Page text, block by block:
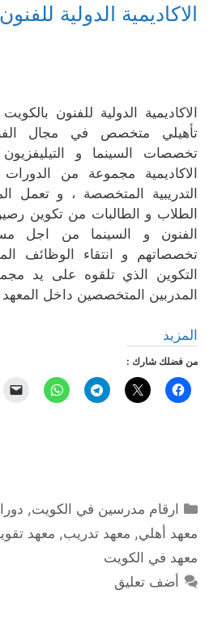
الاكاديمية الدولية
الاكاديمية الدولية للفنون
تأهيلي متخصص في مجال
تخصصات السينما و
الاكاديمية مجموعة من الدورات
التدريبية المتخصصة ، و تعمل
الطلاب و الطالبات من تكوين
الفنون و السينما من اجل
تخصصاتهم و انتقاء الوظائف
التكوين الذي تلقوه على يد
المدربين المتخصصين داخل
المزيد
من فضلك شارك :
التصنيفات
ارقام مدرسين في الكويت,
معهد أهلي, معهد تدريب, معهد
معهد في الكويت
أضف تعليق